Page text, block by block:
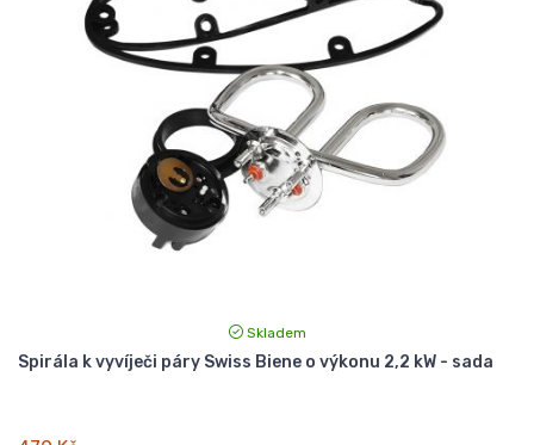
Skladem
Spirála k vyvíječi páry Swiss Biene o výkonu 2,2 kW - sada